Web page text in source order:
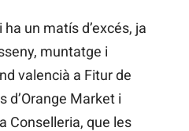
un matís d’excés, ja
muntatge i
valencià a Fitur de
d’Orange Market i
Conselleria, que les